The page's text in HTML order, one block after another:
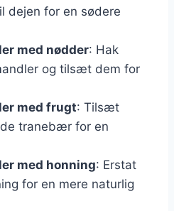
dejen for en sødere
med nødder: Hak
og tilsæt dem for
med frugt: Tilsæt
tranebær for en
med honning: Erstat
for en mere naturlig